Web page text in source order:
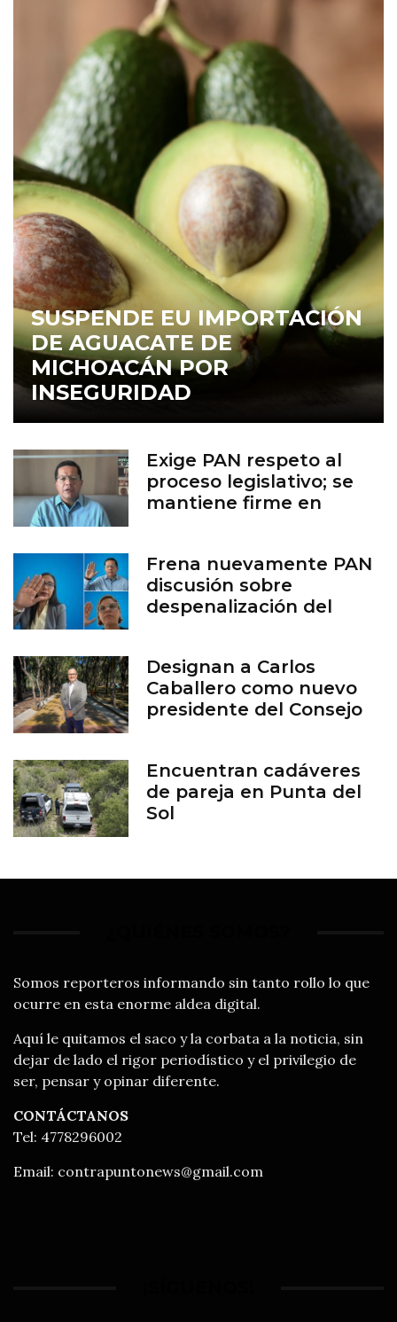
SUSPENDE EU IMPORTACIÓN
DE AGUACATE DE
MICHOACÁN POR
INSEGURIDAD
Exige PAN respeto al
proceso legislativo; se
mantiene firme en
Frena nuevamente PAN
discusión sobre
despenalización del
Designan a Carlos
Caballero como nuevo
presidente del Consejo
Encuentran cadáveres
de pareja en Punta del
Sol
Somos reporteros informando sin tanto rollo lo que
ocurre en esta enorme aldea digital.
Aquí le quitamos el saco y la corbata a la noticia, sin
dejar de lado el rigor periodístico y el privilegio de
ser, pensar y opinar diferente.
CONTÁCTANOS
Tel: 4778296002
Email: contrapuntonews@gmail.com